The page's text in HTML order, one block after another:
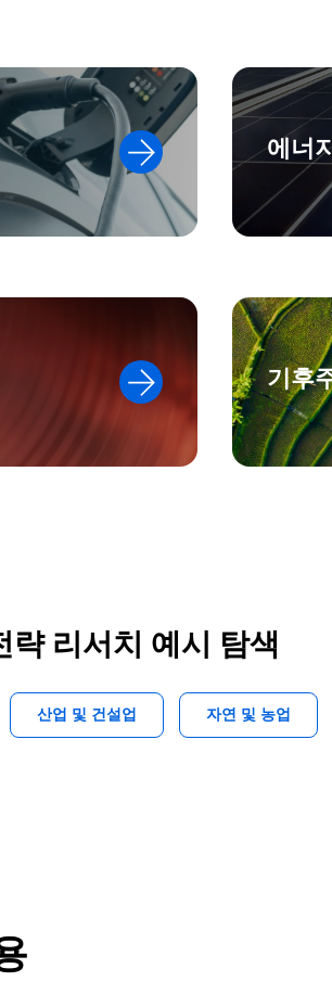
에너
기후
략 리서치 예시 탐색
산업 및 건설업 자연 및 농업